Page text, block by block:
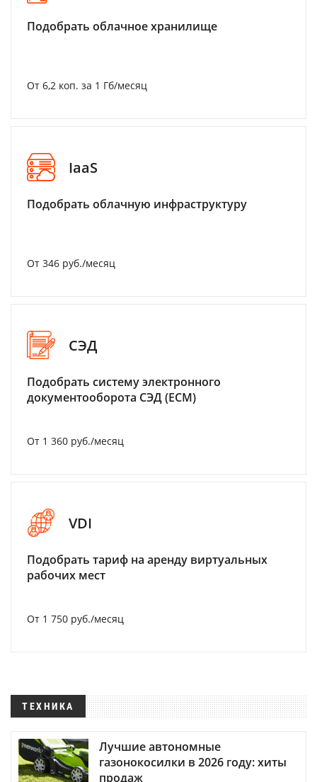
Подобрать облачное хранилище
От 6,2 коп. за 1 Гб/месяц
IaaS
Подобрать облачную инфраструктуру
От 346 руб./месяц
СЭД
Подобрать систему электронного
документооборота СЭД (ECM)
От 1 360 руб./месяц
VDI
Подобрать тариф на аренду виртуальных
рабочих мест
От 1 750 руб./месяц
ТЕХНИКА
Лучшие автономные
газонокосилки в 2026 году: хиты
продаж